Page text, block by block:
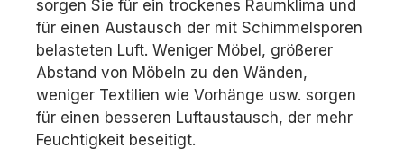
sorgen Sie für ein trockenes Raumklima und
für einen Austausch der mit Schimmelsporen
belasteten Luft. Weniger Möbel, größerer
Abstand von Möbeln zu den Wänden,
weniger Textilien wie Vorhänge usw. sorgen
für einen besseren Luftaustausch, der mehr
Feuchtigkeit beseitigt.